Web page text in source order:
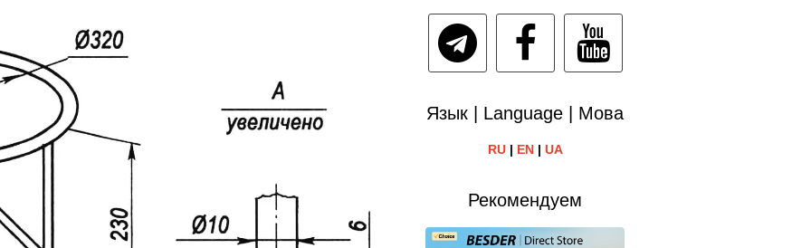
Язык | Language | Мова
RU| EN| UA
Рекомендуем